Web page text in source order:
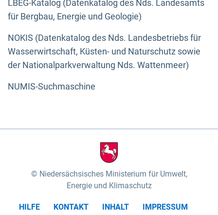
LBEG-Katalog (Datenkatalog des Nds. Landesamts
für Bergbau, Energie und Geologie)
NOKIS (Datenkatalog des Nds. Landesbetriebs für
Wasserwirtschaft, Küsten- und Naturschutz sowie
der Nationalparkverwaltung Nds. Wattenmeer)
NUMIS-Suchmaschine
Niedersächsisches Ministerium für Umwelt,
Energie und Klimaschutz
HILFE KONTAKT INHALT
IMPRESSUM